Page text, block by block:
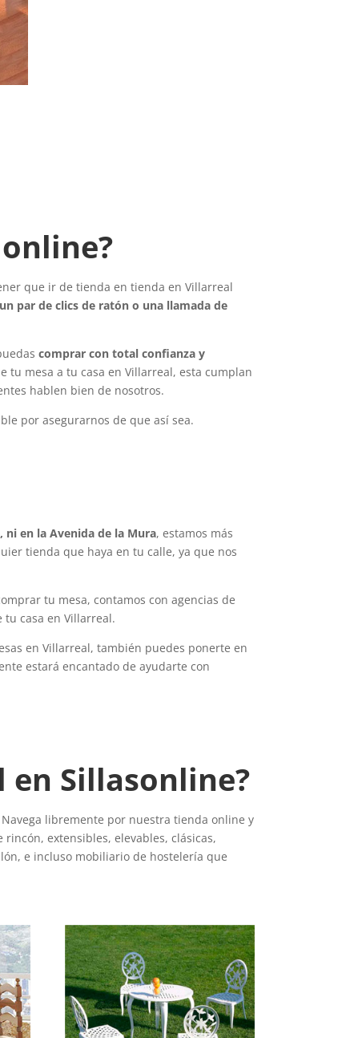
que ir de tienda en tienda en Villarreal
par de clics de ratón o una llamada de
comprar con total confianza y
tu mesa a tu casa en Villarreal, esta cumplan
hablen bien de nosotros.
por asegurarnos de que así sea.
ni en la Avenida de la Mura, estamos más
tienda que haya en tu calle, ya que nos
tu mesa, contamos con agencias de
casa en Villarreal.
en Villarreal, también puedes ponerte en
estará encantado de ayudarte con
en Sillasonline?
libremente por nuestra tienda online y
extensibles, elevables, clásicas,
e incluso mobiliario de hostelería que